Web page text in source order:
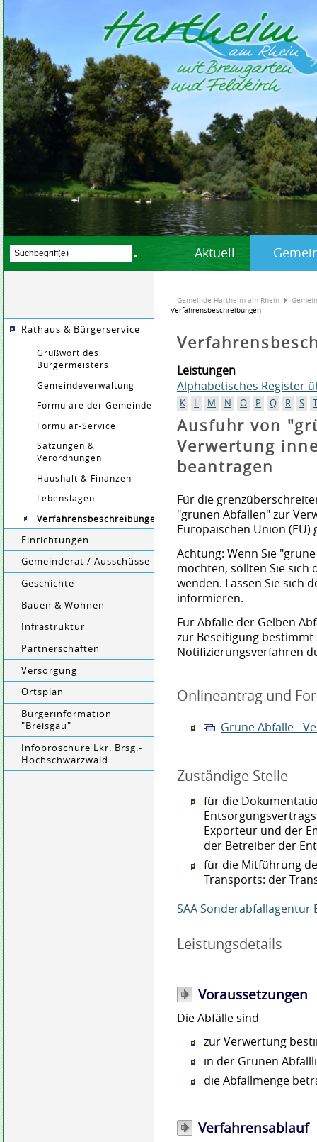
Aktuell
Rathaus & Bürgerservice
Grußwort des
Bürgermeisters
Gemeindeverwaltung
Formulare der Gemeinde
Formular-Service
Satzungen &
Verordnungen
Haushalt & Finanzen
Lebenslagen
Verfahrensbeschreibungen
Einrichtungen
Gemeinderat / Ausschüsse
Geschichte
Bauen & Wohnen
Infrastruktur
Partnerschaften
Versorgung
Ortsplan
Bürgerinformation
"Breisgau"
Infobroschüre Lkr. Brsg.-
Hochschwarzwald
Gemeinde Hartheim am Rhein
Verfahrensbeschreibungen
Leistungen
Alphabetisches Register
K L M N O P Q R S
Ausfuhr von
Verwertung
beantragen
Für die
"grünen Abfällen" zur
Europäischen Union
Achtung: Wenn Sie
möchten, sollten Sie sich
wenden. Lassen Sie sich
informieren.
Für Abfälle der Gelben
zur Beseitigung
Notifizierungsverfahren
Onlineantrag und
Grüne Abfälle -
Zuständige Stelle
für die
Exporteur und der
der Betreiber der
für die Mitführung
Transports: der
SAA
Leistungsdetails
Voraussetzungen
Die Abfälle sind
zur Verwertung
in der Grünen
die Abfallmenge
Verfahrensablauf